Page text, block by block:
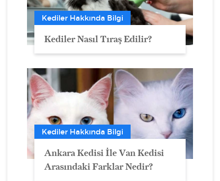
Kediler Hakkında Bilgi
Kediler Nasıl Tıraş Edilir?
Kediler Hakkında Bilgi
Ankara Kedisi İle Van Kedisi
Arasındaki Farklar Nedir?